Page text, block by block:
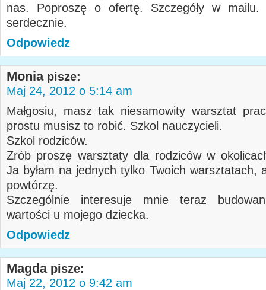
nas. Poproszę o ofertę. Szczegóły w mailu.
serdecznie.
Odpowiedz
Monia pisze:
Maj 24, 2012 o 5:14 am
Małgosiu, masz tak niesamowity warsztat
prostu musisz to robić. Szkol nauczycieli.
Szkol rodziców.
Zrób proszę warsztaty dla rodziców w
Ja byłam na jednych tylko Twoich warsztatach,
powtórzę.
Szczególnie interesuje mnie teraz
wartości u mojego dziecka.
Odpowiedz
Magda pisze:
Maj 22, 2012 o 9:42 am